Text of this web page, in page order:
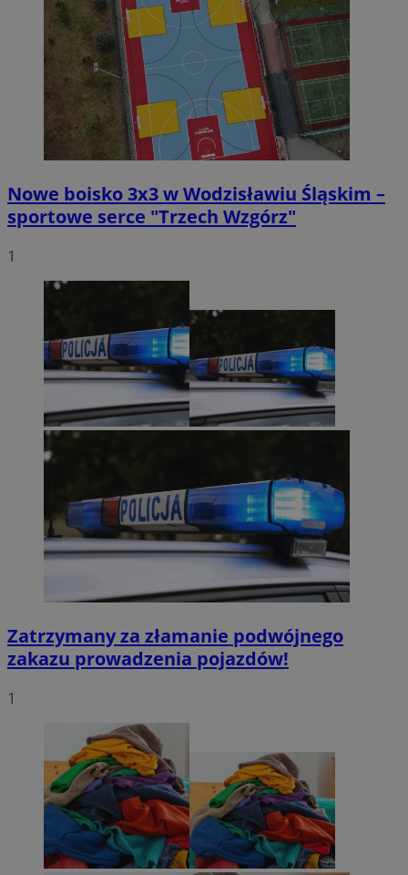
Nowe boisko 3x3 w Wodzisławiu Śląskim –
sportowe serce "Trzech Wzgórz"
1
Zatrzymany za złamanie podwójnego
zakazu prowadzenia pojazdów!
1